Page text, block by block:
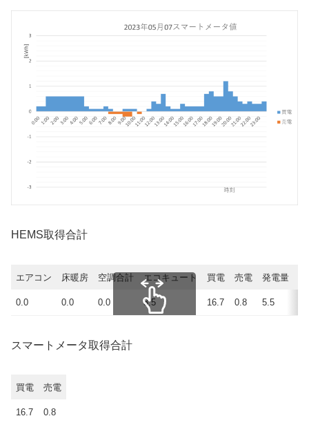
HEMS取得合計
エアコン 床暖房 空調合計 エコキュート 買電 売電 発電量
0.0 0.0 0.0 3.5 16.7 0.8 5.5
スマートメータ取得合計
買電 売電
16.7 0.8